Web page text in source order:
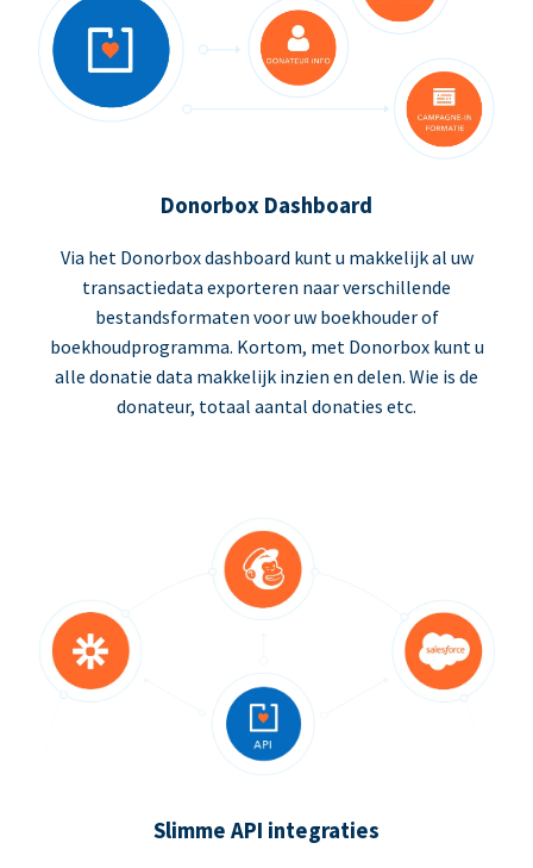
Donorbox Dashboard
Via het Donorbox dashboard kunt u makkelijk al uw
transactiedata exporteren naar verschillende
bestandsformaten voor uw boekhouder of
boekhoudprogramma. Kortom, met Donorbox kunt u
alle donatie data makkelijk inzien en delen. Wie is de
donateur, totaal aantal donaties etc.
Slimme API integraties